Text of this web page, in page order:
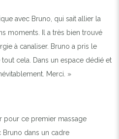
MOMENT DIFFÉRENT ET
LA NATURE EN ARDÈCHE
avec Bruno, qui sait allier la
moments. Il a très bien trouvé
à canaliser. Bruno a pris le
cela. Dans un espace dédié et
Merci. »
pour ce premier massage
Bruno dans un cadre